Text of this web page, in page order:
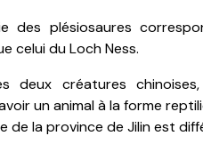
des plésiosaures
celui du Loch Ness.
deux créatures
un animal à la forme
de la province de Jilin est